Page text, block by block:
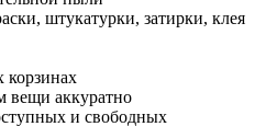
штукатурки, затирки, клея
вещи аккуратно
и свободных